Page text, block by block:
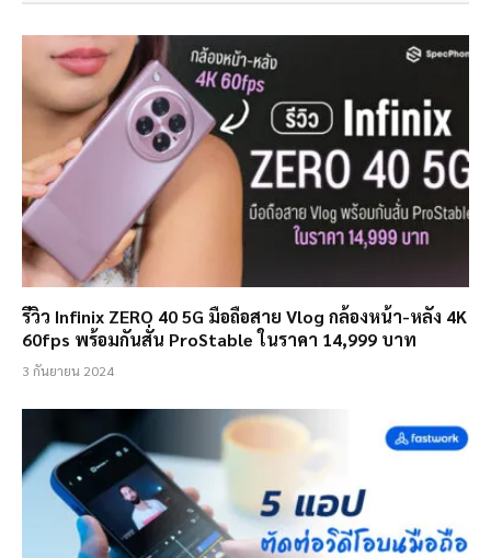
รีวิว Infinix ZERO 40 5G มือถือสาย Vlog กล้องหน้า-หลัง 4K
60fps พร้อมกันสั่น ProStable ในราคา 14,999 บาท
3 กันยายน 2024